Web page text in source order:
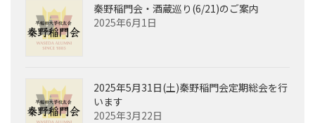
秦野稲門会・酒蔵巡り(6/21)のご案内
2025年6月1日
2025年5月31日(土)秦野稲門会定期総会を行
います
2025年3月22日